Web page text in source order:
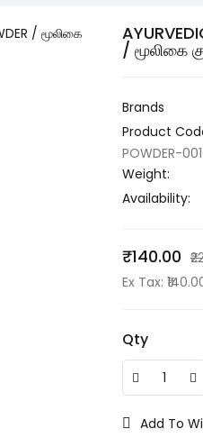
/ மூலிகை
Brands
Product
POWDER-001
Weight:
Availability:
₹140.00
Ex Tax:
Qty
Add To